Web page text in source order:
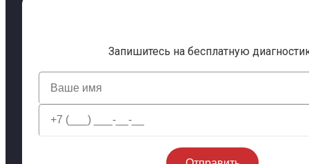
Запишитесь на бесплатную